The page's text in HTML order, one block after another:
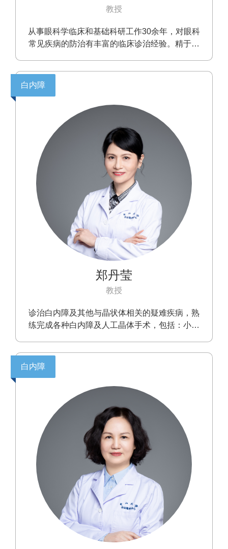
教授
从事眼科学临床和基础科研工作30余年，对眼科
常见疾病的防治有丰富的临床诊治经验。精于白
核白内障，青光眼术后、葡萄膜炎、高度近视等
工晶状体脱位，外伤性白内障等复杂病例的治疗
具有极为丰富的临床经验。
郑丹莹
教授
诊治白内障及其他与晶状体相关的疑难疾病，熟
练完成各种白内障及人工晶体手术，包括：小切
白内障
白内障